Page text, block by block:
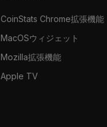
CoinStats Chrome拡張機能
MacOSウィジェット
Mozilla拡張機能
Apple TV